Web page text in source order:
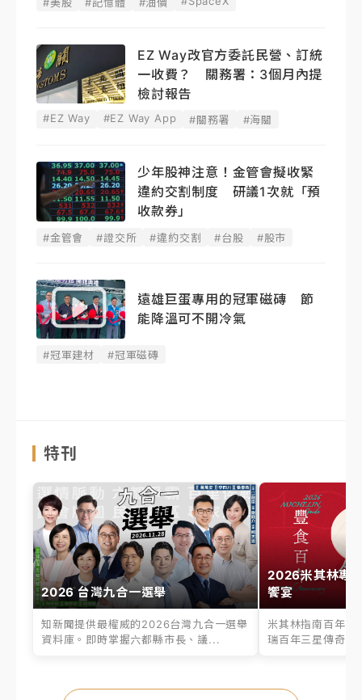
EZ Way改官方委託民營、訂統
一收費？ 關務署：3個月內提
檢討報告
#EZ Way #EZ Way App #關務署 #海關
少年股神注意！金管會擬收緊
違約交割制度 研議1次就「預
收款券」
#金管會 #證交所 #違約交割 #台股 #股市
遠雄巨蛋專用的冠軍磁磚 節
能降溫可不開冷氣
#冠軍建材 #冠軍磁磚
特刊
2026 台灣九合一選舉
知新聞提供最權威的2026台灣九合一選舉
資料庫。即時掌握六都縣市長、議...
2026米其林專
饗宴
米其林指南百年之
瑞百年三星傳奇、